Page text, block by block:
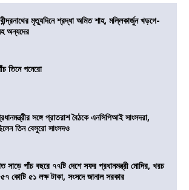
মৃত্যুদিনে শ্রদ্ধা অমিত শাহ, মল্লিকার্জুন খড়গে-
অন্যদের
তিনে পনেরো
সঙ্গে প্রাতরাশ বৈঠকে এনসিপিআই সাংসদরা,
তিন বেসুরো সাংসদও
সাড়ে পাঁচ বছরে ৭৭টি দেশে সফর প্রধানমন্ত্রী মোদির, খরচ
কোটি ৫১ লক্ষ টাকা, সংসদে জানাল সরকার